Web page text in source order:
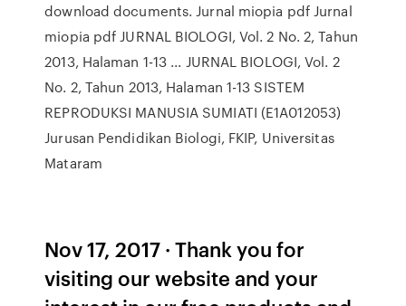
download documents. Jurnal miopia pdf Jurnal
miopia pdf JURNAL BIOLOGI, Vol. 2 No. 2, Tahun
2013, Halaman 1-13 ... JURNAL BIOLOGI, Vol. 2
No. 2, Tahun 2013, Halaman 1-13 SISTEM
REPRODUKSI MANUSIA SUMIATI (E1A012053)
Jurusan Pendidikan Biologi, FKIP, Universitas
Mataram
Nov 17, 2017 · Thank you for
visiting our website and your